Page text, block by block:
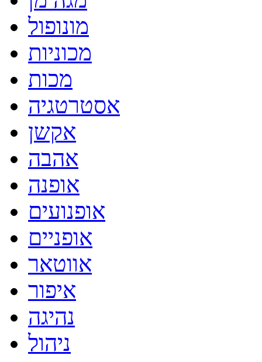
מונופול
מכוניות
מכות
אסטרטגיה
אקשן
אהבה
אופנה
אופנועים
אופניים
אווטאר
איפור
נהיגה
ניהול